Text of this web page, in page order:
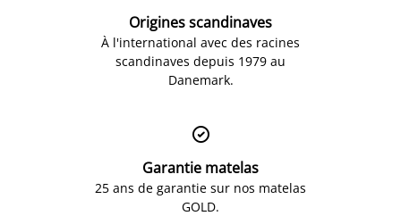
Origines scandinaves
À l'international avec des racines
scandinaves depuis 1979 au
Danemark.

Garantie matelas
25 ans de garantie sur nos matelas
GOLD.